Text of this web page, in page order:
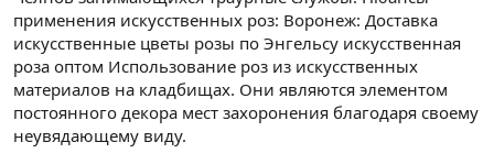
применения искусственных роз: Воронеж: Доставка
искусственные цветы розы по Энгельсу искусственная
роза оптом Использование роз из искусственных
материалов на кладбищах. Они являются элементом
постоянного декора мест захоронения благодаря своему
неувядающему виду.